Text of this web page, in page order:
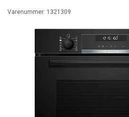
Varenummer: 1321309